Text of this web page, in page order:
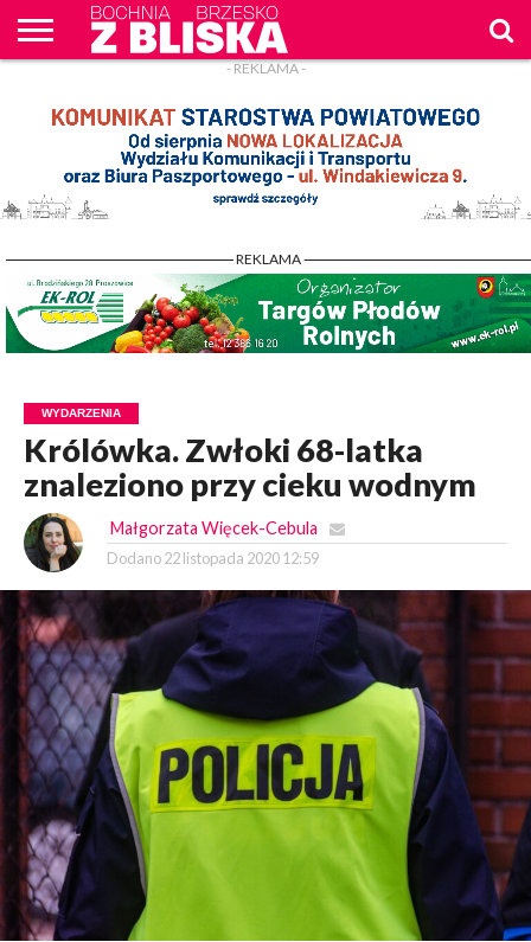
WPROST
REKLAM
- REKLAMA -
- REKLAMA -
WYDARZENIA
Królówka. Zwłoki 68-latka
znaleziono przy cieku wodnym
Małgorzata Więcek-Cebula
Dodano 22 listopada 2020 12:59